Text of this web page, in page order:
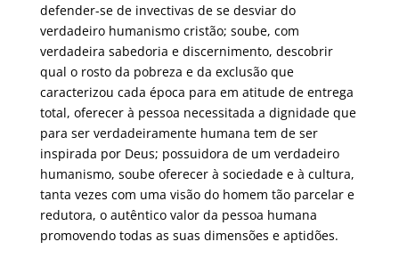
defender-se de invectivas de se desviar do
verdadeiro humanismo cristão; soube, com
verdadeira sabedoria e discernimento, descobrir
qual o rosto da pobreza e da exclusão que
caracterizou cada época para em atitude de entrega
total, oferecer à pessoa necessitada a dignidade que
para ser verdadeiramente humana tem de ser
inspirada por Deus; possuidora de um verdadeiro
humanismo, soube oferecer à sociedade e à cultura,
tanta vezes com uma visão do homem tão parcelar e
redutora, o autêntico valor da pessoa humana
promovendo todas as suas dimensões e aptidões.